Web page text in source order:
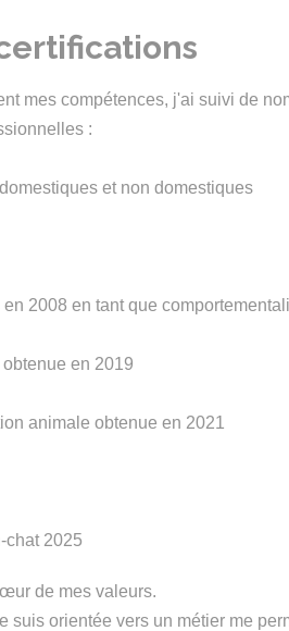
mes compétences, j'ai suivi de
:
et non domestiques
2008 en tant que
en 2019
animale obtenue en 2021
chat 2025
de mes valeurs.
suis orientée vers un métier me